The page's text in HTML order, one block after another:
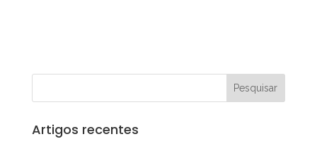
Artigos recentes